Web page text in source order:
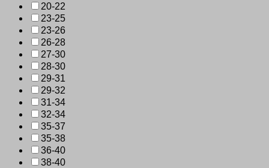
20-22
23-25
23-26
26-28
27-30
28-30
29-31
29-32
31-34
32-34
35-37
35-38
36-40
38-40